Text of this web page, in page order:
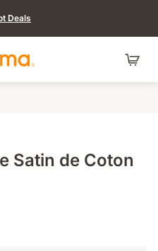
Deals
Satin de Coton